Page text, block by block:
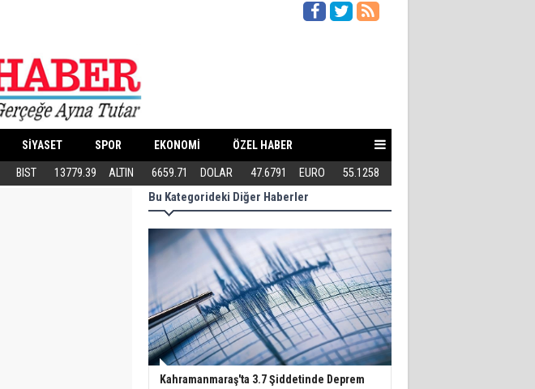
SİYASET SPOR EKONOMİ ÖZEL HABER
ABB’DEN KEDİLERE ÖZEL MERKEZ
BIST 13779.39 ALTIN 6659.71 DOLAR 47.6791 EURO 55.1258
Bu Kategorideki Diğer Haberler
Kahramanmaraş'ta 3.7 Şiddetinde Deprem